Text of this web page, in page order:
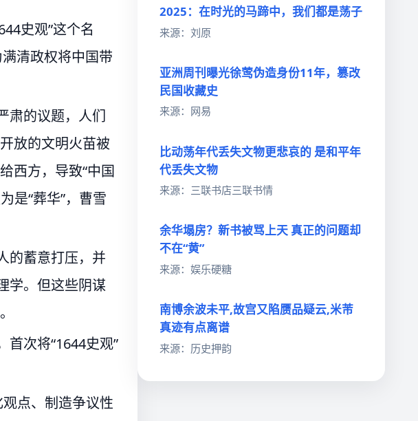
史观”这个名
清政权将中国带
肃的议题，人们
放的文明火苗被
西方，导致“中国
是“葬华”，曹雪
的蓄意打压，并
学。但这些阴谋
首次将“1644史观”
点、制造争议性
2025：在时光的马蹄中，我们都是荡子
来源：刘原
亚洲周刊曝光徐莺伪造身份11年，篡改
民国收藏史
来源：网易
比动荡年代丢失文物更悲哀的 是和平年
代丢失文物
来源：三联书店三联书情
余华塌房？新书被骂上天 真正的问题却
不在“黄”
来源：娱乐硬糖
南博余波未平,故宫又陷赝品疑云,米芾
真迹有点离谱
来源：历史押韵